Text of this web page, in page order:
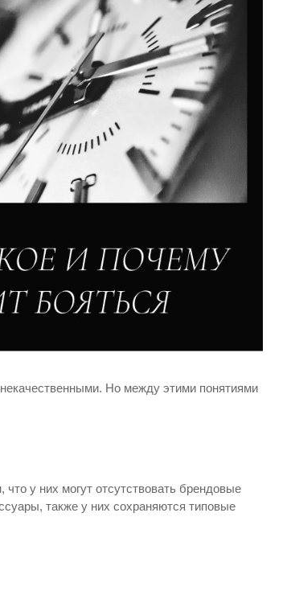
Но между этими понятиями
у них могут отсутствовать брендовые
также у них сохраняются типовые